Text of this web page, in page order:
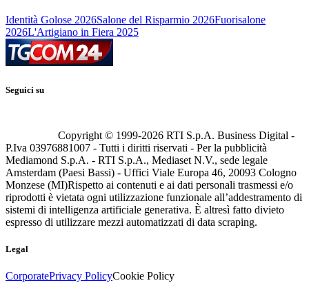
Identità Golose 2026Salone del Risparmio 2026Fuorisalone
2026L'Artigiano in Fiera 2025
Seguici su
Copyright © 1999-2026 RTI S.p.A. Business Digital -
P.Iva 03976881007 - Tutti i diritti riservati - Per la pubblicità
Mediamond S.p.A. - RTI S.p.A., Mediaset N.V., sede legale
Amsterdam (Paesi Bassi) - Uffici Viale Europa 46, 20093 Cologno
Monzese (MI)Rispetto ai contenuti e ai dati personali trasmessi e/o
riprodotti è vietata ogni utilizzazione funzionale all’addestramento di
sistemi di intelligenza artificiale generativa. È altresì fatto divieto
espresso di utilizzare mezzi automatizzati di data scraping.
Legal
CorporatePrivacy PolicyCookie Policy